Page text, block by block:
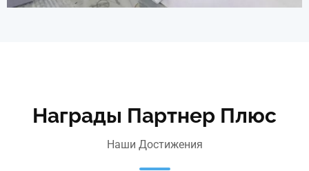
Награды Партнер Плюс
Наши Достижения